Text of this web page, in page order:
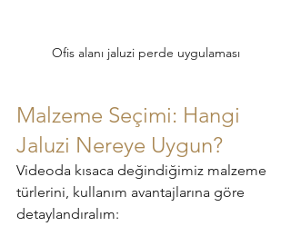
Ofis alanı jaluzi perde uygulaması
Malzeme Seçimi: Hangi
Jaluzi Nereye Uygun?
Videoda kısaca değindiğimiz malzeme
türlerini, kullanım avantajlarına göre
detaylandıralım: